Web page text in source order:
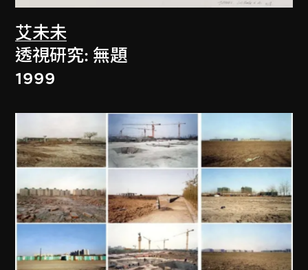
艾未未
透視研究: 無題
1999